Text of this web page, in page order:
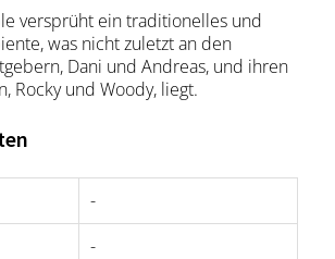
versprüht ein traditionelles und
was nicht zuletzt an den
Dani und Andreas, und ihren
Rocky und Woody, liegt.
-
-